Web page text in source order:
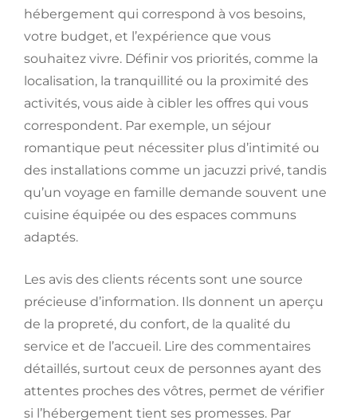
hébergement qui correspond à vos besoins,
votre budget, et l’expérience que vous
souhaitez vivre. Définir vos priorités, comme la
localisation, la tranquillité ou la proximité des
activités, vous aide à cibler les offres qui vous
correspondent. Par exemple, un séjour
romantique peut nécessiter plus d’intimité ou
des installations comme un jacuzzi privé, tandis
qu’un voyage en famille demande souvent une
cuisine équipée ou des espaces communs
adaptés.
Les avis des clients récents sont une source
précieuse d’information. Ils donnent un aperçu
de la propreté, du confort, de la qualité du
service et de l’accueil. Lire des commentaires
détaillés, surtout ceux de personnes ayant des
attentes proches des vôtres, permet de vérifier
si l’hébergement tient ses promesses. Par